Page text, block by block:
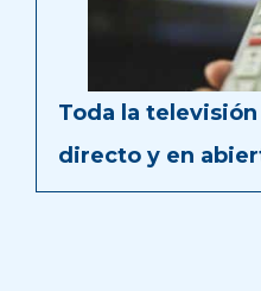
Toda la televisión
directo y en